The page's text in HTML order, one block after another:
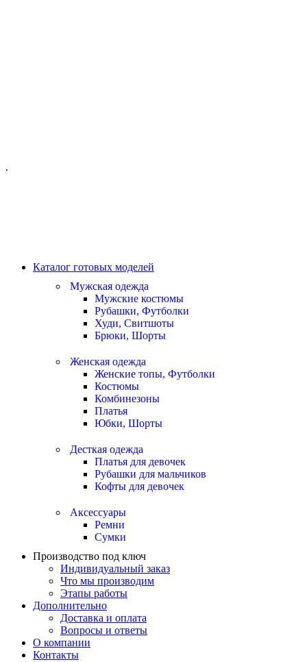
.
Каталог готовых моделей
Мужская одежда
Мужские костюмы
Рубашки, Футболки
Худи, Свитшоты
Брюки, Шорты
Женская одежда
Женские топы, Футболки
Костюмы
Комбинезоны
Платья
Юбки, Шорты
Десткая одежда
Платья для девочек
Рубашки для мальчиков
Кофты для девочек
Аксессуары
Ремни
Сумки
Производство под ключ
Индивидуальный заказ
Что мы производим
Этапы работы
Дополнительно
Доставка и оплата
Вопросы и ответы
О компании
Контакты